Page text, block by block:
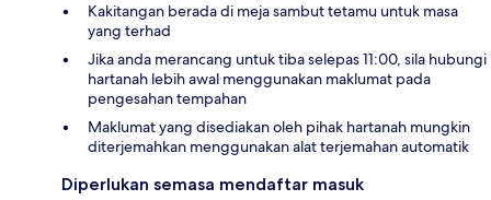
Kakitangan berada di meja sambut tetamu untuk masa
yang terhad
Jika anda merancang untuk tiba selepas 11:00, sila hubungi
hartanah lebih awal menggunakan maklumat pada
pengesahan tempahan
Maklumat yang disediakan oleh pihak hartanah mungkin
diterjemahkan menggunakan alat terjemahan automatik
Diperlukan semasa mendaftar masuk